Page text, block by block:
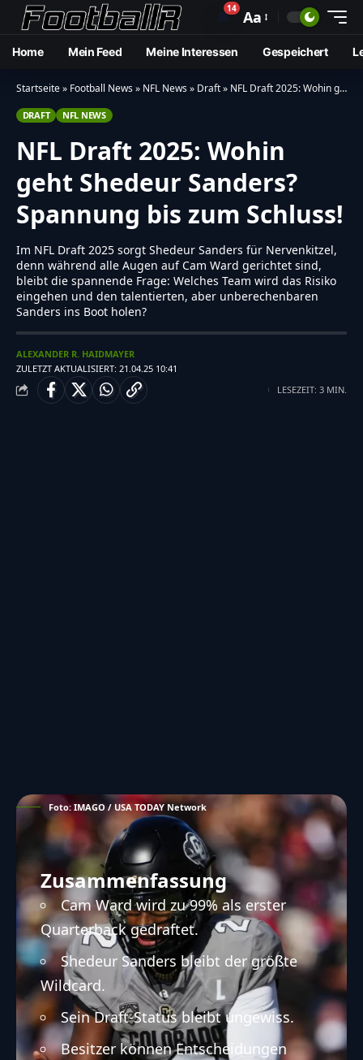
🔔14 Aa
Home Mein Feed Meine Interessen Gespeichert
Startseite» Football News» NFL News» Draft» NFL Draft 2025: Wohin geht Shedeur Sanders? Spannung bis zum Schluss!
DRAFT NFL NEWS
NFL Draft 2025: Wohin
geht Shedeur Sanders?
Spannung bis zum Schluss!
Im NFL Draft 2025 sorgt Shedeur Sanders für Nervenkitzel,
denn während alle Augen auf Cam Ward gerichtet sind,
bleibt die spannende Frage: Welches Team wird das Risiko
eingehen und den talentierten, aber unberechenbaren
Sanders ins Boot holen?
ZULETZT AKTUALISIERT: 21.04.25 10:41
ALEXANDER R. HAIDMAYER
LESEZEIT: 3 MIN.
Foto: IMAGO / USA TODAY Network
Zusammenfassung
Cam Ward wird zu 99% als erster
Quarterback gedraftet.
Shedeur Sanders bleibt der größte
Wildcard.
Sein Draft-Status bleibt ungewiss.
Besitzer können Entscheidungen